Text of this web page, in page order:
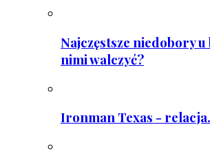
Najczęstsze niedobory u
nimi walczyć?
Ironman Texas -